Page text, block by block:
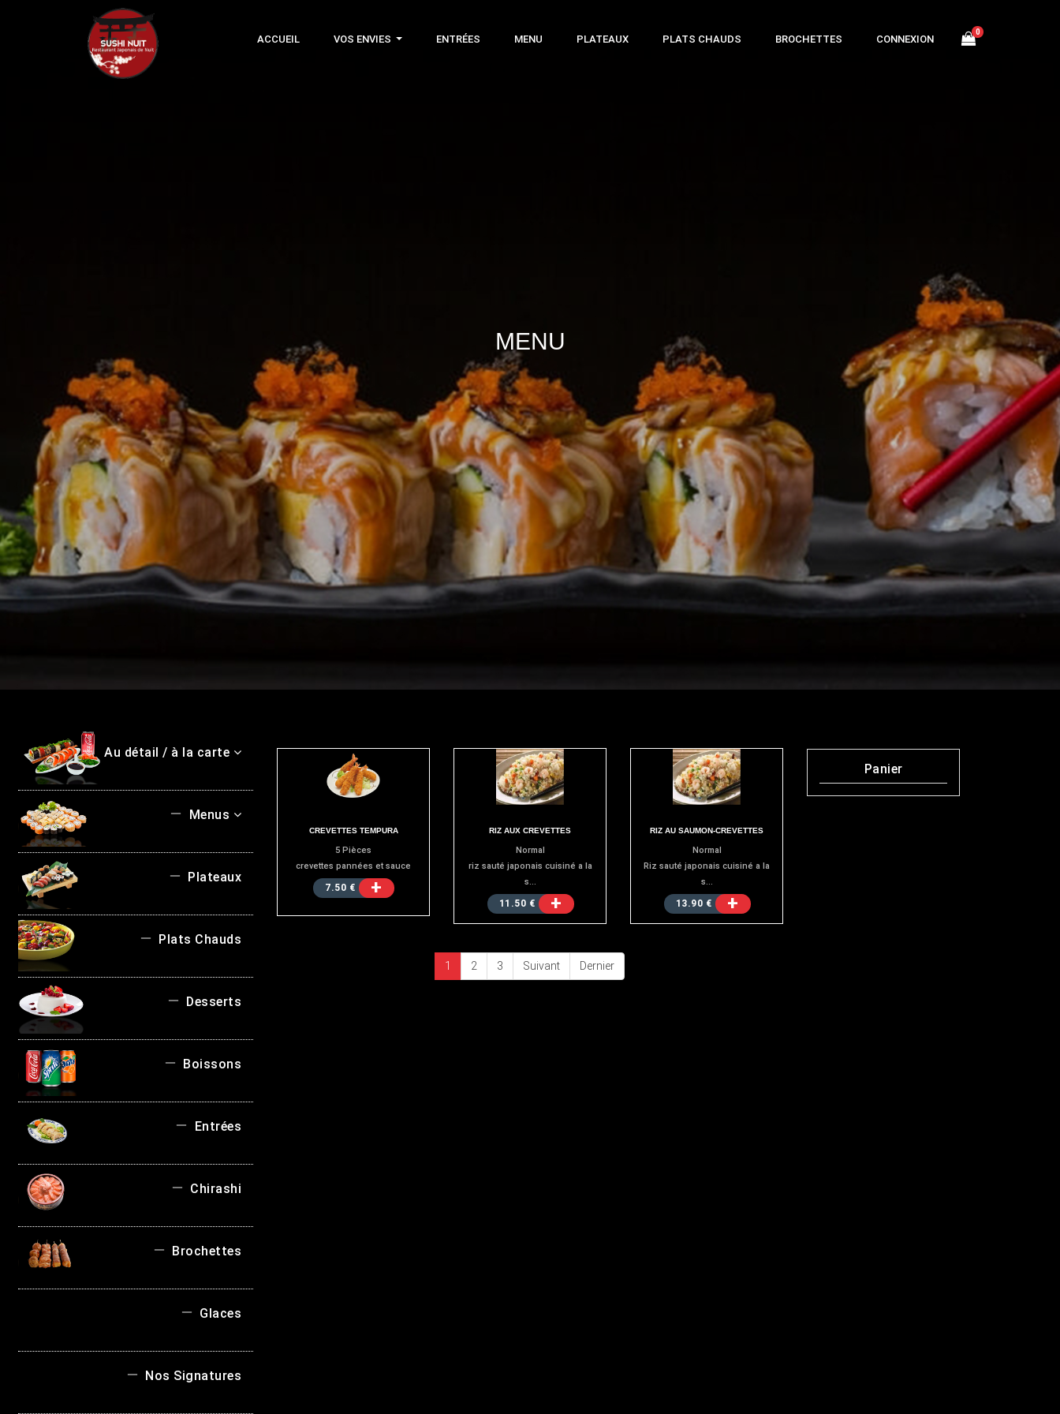
0
ACCUEIL VOS ENVIES ENTRÉES MENU PLATEAUX PLATS CHAUDS BROCHETTES CONNEXION
MENU
Au détail / à la carte
Menus
Plateaux
Plats Chauds
Desserts
Boissons
Entrées
Chirashi
Brochettes
Glaces
Nos Signatures
CREVETTES TEMPURA
5 Pièces
crevettes pannées et sauce
7.50 € +
RIZ AUX CREVETTES
Normal
riz sauté japonais cuisiné a la
s...
11.50 € +
RIZ AU SAUMON-CREVETTES
Normal
Riz sauté japonais cuisiné a la
s...
13.90 € +
1 2 3 Suivant Dernier
Panier